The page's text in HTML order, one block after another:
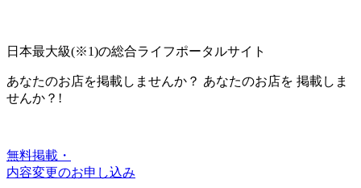
日本最大級(※1)の総合ライフポータルサイト
あなたのお店を掲載しませんか？ あなたのお店を 掲載しま
せんか？!
無料掲載・
内容変更のお申し込み